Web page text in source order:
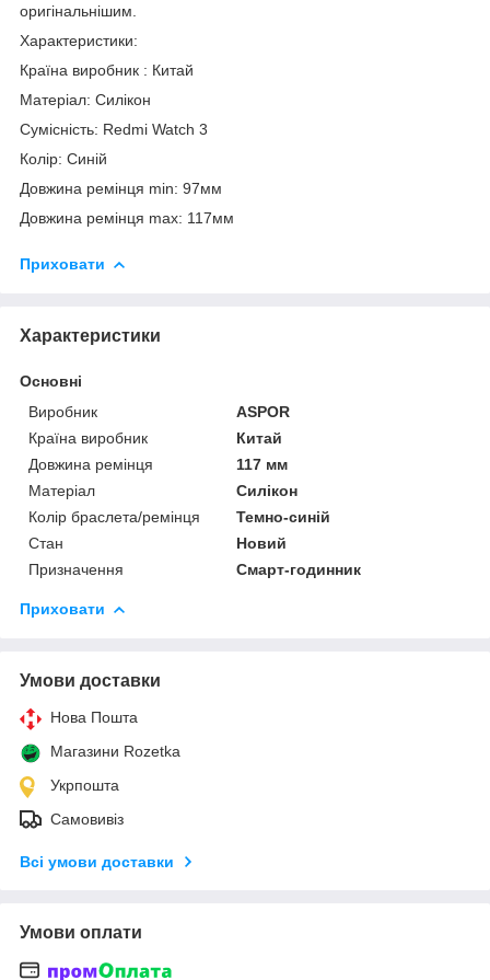
оригінальнішим.
Характеристики:
Країна виробник : Китай
Матеріал: Силікон
Сумісність: Redmi Watch 3
Колір: Синій
Довжина ремінця min: 97мм
Довжина ремінця max: 117мм
Приховати
Характеристики
Основні
Виробник
ASPOR
Країна виробник
Китай
Довжина ремінця
117 мм
Матеріал
Силікон
Колір браслета/ремінця
Темно-синій
Стан
Новий
Призначення
Смарт-годинник
Приховати
Умови доставки
Нова Пошта
Магазини Rozetka
Укрпошта
Самовивіз
Всі умови доставки
Умови оплати